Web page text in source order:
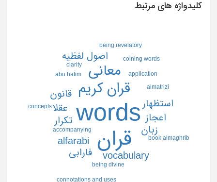
کلیدواژه های مرتبط
words
قران
قران كريم
معاني
alfarabi
vocabulary
استظهار
اصول لفظيه
اعجاز
تكرار
زبان
عقلا
فارابي
قانون
abu hatim
accompanying
almatrizi
application
being divine
being revelatory
book almaghrib
clarity
coining words
concepts
connotations and uses